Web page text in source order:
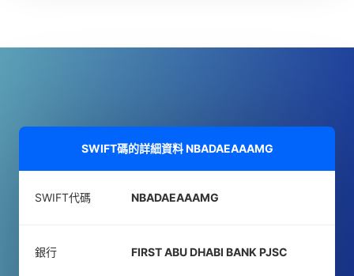
SWIFT碼的詳細資料NBADAEAAAMG
SWIFT代碼 NBADAEAAAMG
銀行 FIRST ABU DHABI BANK PJSC